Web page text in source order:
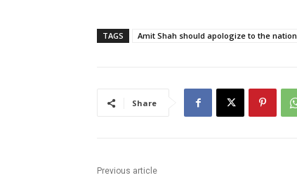
TAGS Amit Shah should apologize to the nation
Share
Previous article